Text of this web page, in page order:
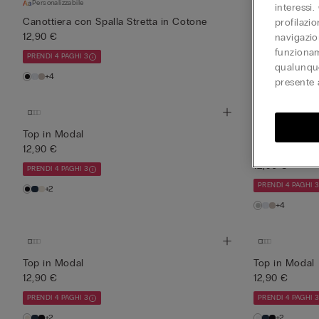
Personalizzabile
Canottiera con Spalla Stretta in Cotone
12,90 €
PRENDI 4 PAGHI 3
+4
Personalizzabile
Canottiera
12,90 €
PRENDI 4 PAGHI 3
Top in Modal
12,90 €
PRENDI 4 PAGHI 3
+2
12,90 €
PRENDI 4 PAGHI 3
+4
Top in Modal
12,90 €
PRENDI 4 PAGHI 3
Top in Modal
12,90 €
PRENDI 4 PAGHI 3
interessi.
presente